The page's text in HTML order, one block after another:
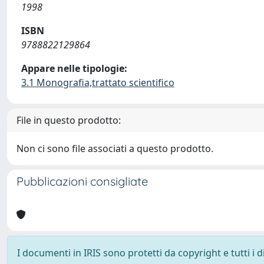
1998
ISBN
9788822129864
Appare nelle tipologie:
3.1 Monografia,trattato scientifico
File in questo prodotto:
Non ci sono file associati a questo prodotto.
Pubblicazioni consigliate
I documenti in IRIS sono protetti da copyright e tutti i